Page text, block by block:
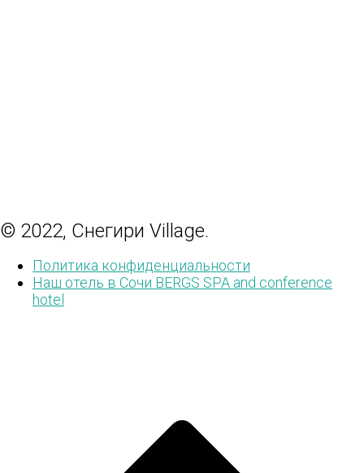
© 2022, Снегири Village.
Политика конфиденциальности
Наш отель в Сочи BERGS SPA and conference
hotel